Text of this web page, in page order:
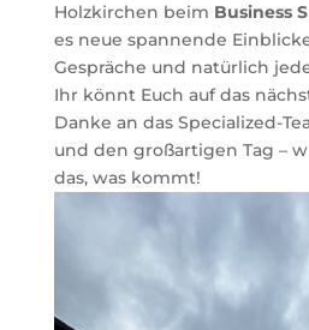
Holzkirchen beim Business
es neue spannende
Gespräche und natürlich
Ihr könnt Euch auf das
Danke an das Specialized-
und den großartigen Tag –
das, was kommt!